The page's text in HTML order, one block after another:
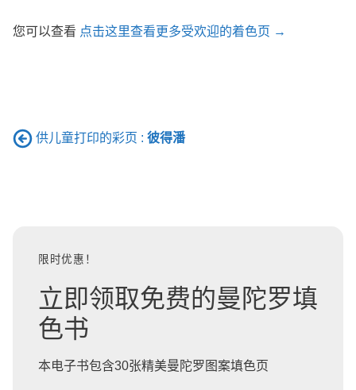
您可以查看 点击这里查看更多受欢迎的着色页 →
供儿童打印的彩页 : 彼得潘
限时优惠！
立即领取免费的曼陀罗填
色书
本电子书包含30张精美曼陀罗图案填色页